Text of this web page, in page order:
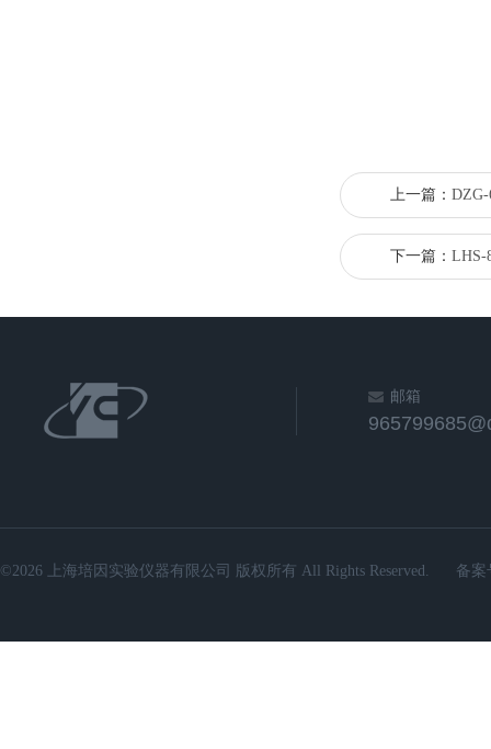
上一篇：
下一篇： LHS-
邮箱
©2026 上海培因实验仪器有限公司 版权所有 All Rights Reserved. 备案